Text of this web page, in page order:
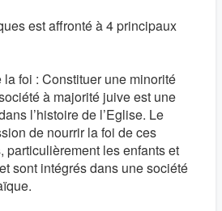
est affronté à 4 principaux
foi : Constituer une minorité
à majorité juive est une
l’histoire de l’Eglise. Le
de nourrir la foi de ces
particulièrement les enfants et
sont intégrés dans une société